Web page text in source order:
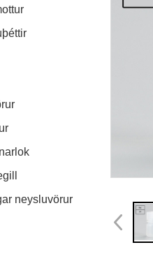
neysluvörur